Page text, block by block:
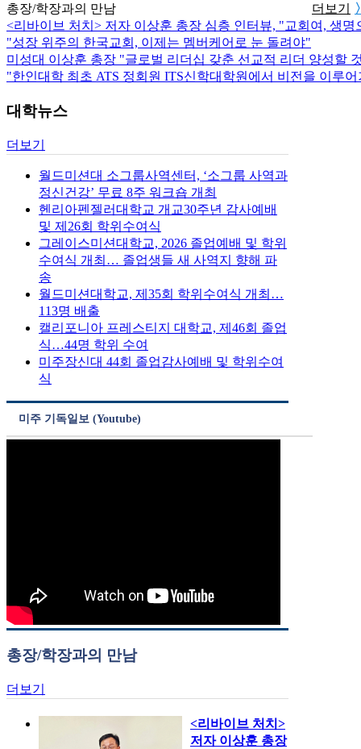
총장/학장과의 만남
더보기
<리바이브 처치> 저자 이상훈 총장 심층 인터뷰, "교회여, 생
"성장 위주의 한국교회, 이제는 멤버케어로 눈 돌려야"
미성대 이상훈 총장 "글로벌 리더십 갖춘 선교적 리더 양성할
"한인대학 최초 ATS 정회원 ITS신학대학원에서 비전을 이루
대학뉴스
더보기
월드미션대 소그룹사역센터, ‘소그룹 사역과
정신건강’ 무료 8주 워크숍 개최
헨리아펜젤러대학교 개교30주년 감사예배
및 제26회 학위수여식
그레이스미션대학교, 2026 졸업예배 및 학위
수여식 개최… 졸업생들 새 사역지 향해 파
송
월드미션대학교, 제35회 학위수여식 개최…
113명 배출
캘리포니아 프레스티지 대학교, 제46회 졸업
식…44명 학위 수여
미주장신대 44회 졸업감사예배 및 학위수여
식
미주 기독일보 (Youtube)
총장/학장과의 만남
더보기
<리바이브 처치>
저자 이상훈 총장